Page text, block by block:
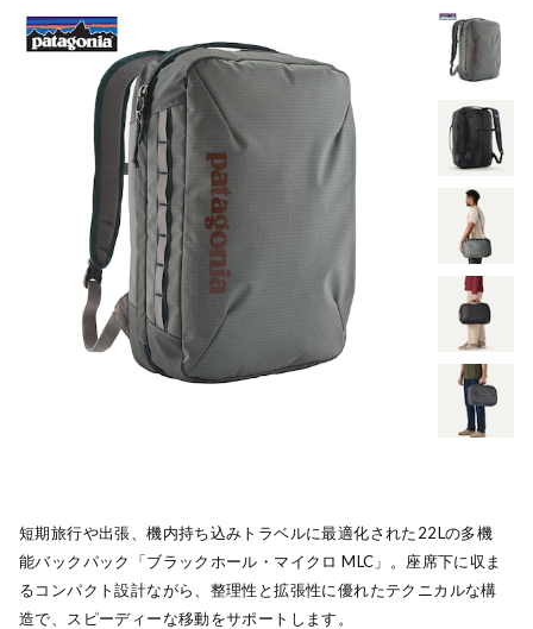
短期旅行や出張、機内持ち込みトラベルに最適化された22Lの多機
能バックパック「ブラックホール・マイクロ MLC」。座席下に収ま
るコンパクト設計ながら、整理性と拡張性に優れたテクニカルな構
造で、スピーディーな移動をサポートします。